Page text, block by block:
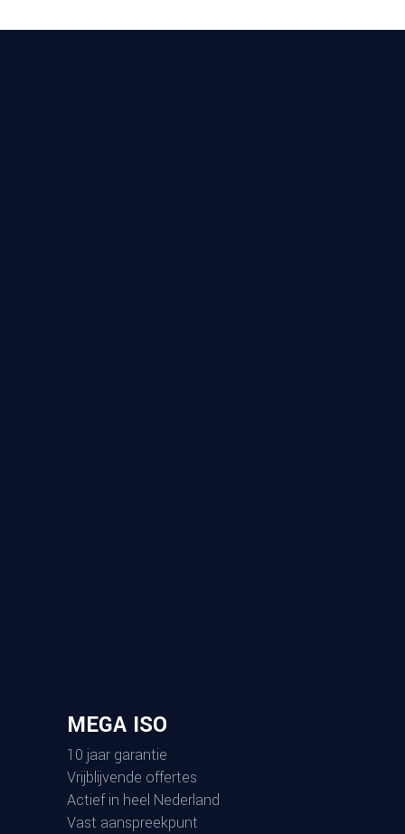
MEGA ISO
10 jaar garantie
Vrijblijvende offertes
Actief in heel Nederland
Vast aanspreekpunt